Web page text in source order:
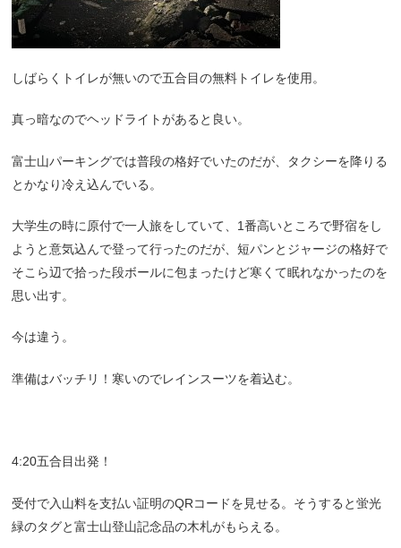
しばらくトイレが無いので五合目の無料トイレを使用。
真っ暗なのでヘッドライトがあると良い。
富士山パーキングでは普段の格好でいたのだが、タクシーを降りる
とかなり冷え込んでいる。
大学生の時に原付で一人旅をしていて、1番高いところで野宿をし
ようと意気込んで登って行ったのだが、短パンとジャージの格好で
そこら辺で拾った段ボールに包まったけど寒くて眠れなかったのを
思い出す。
今は違う。
準備はバッチリ！寒いのでレインスーツを着込む。
4:20五合目出発！
受付で入山料を支払い証明のQRコードを見せる。そうすると蛍光
緑のタグと富士山登山記念品の木札がもらえる。